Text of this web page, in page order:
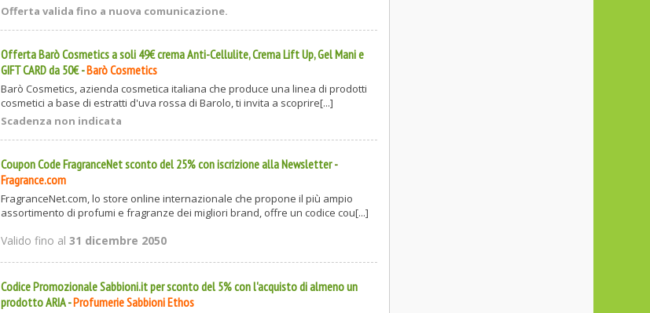
Offerta valida fino a nuova comunicazione.
Offerta Barò Cosmetics a soli 49€ crema Anti-Cellulite, Crema Lift Up, Gel Mani e
GIFT CARD da 50€-Barò Cosmetics
Barò Cosmetics, azienda cosmetica italiana che produce una linea di prodotti
cosmetici a base di estratti d'uva rossa di Barolo, ti invita a scoprire[...]
Scadenza non indicata
Coupon Code FragranceNet sconto del 25% con iscrizione alla Newsletter-
Fragrance.com
FragranceNet.com, lo store online internazionale che propone il più ampio
assortimento di profumi e fragranze dei migliori brand, offre un codice cou[...]
Valido fino al31 dicembre 2050
Codice Promozionale Sabbioni.it per sconto del 5% con l'acquisto di almeno un
prodotto ARIA-Profumerie Sabbioni Ethos